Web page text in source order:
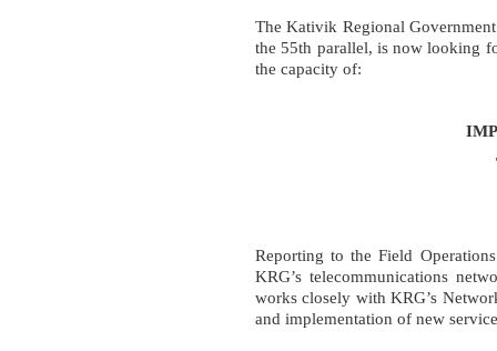
The Kativik Regional
the 55th parallel, is now looking
the capacity of:
Reporting to the Field
KRG’s telecommunications
works closely with KRG’s
and implementation of new